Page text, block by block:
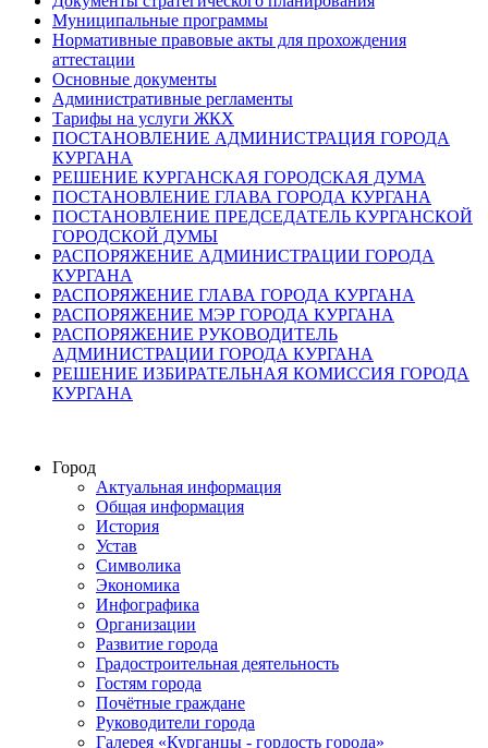
Муниципальные программы
Нормативные правовые акты для прохождения
аттестации
Основные документы
Административные регламенты
Тарифы на услуги ЖКХ
ПОСТАНОВЛЕНИЕ АДМИНИСТРАЦИЯ ГОРОДА
КУРГАНА
РЕШЕНИЕ КУРГАНСКАЯ ГОРОДСКАЯ ДУМА
ПОСТАНОВЛЕНИЕ ГЛАВА ГОРОДА КУРГАНА
ПОСТАНОВЛЕНИЕ ПРЕДСЕДАТЕЛЬ КУРГАНСКОЙ
ГОРОДСКОЙ ДУМЫ
РАСПОРЯЖЕНИЕ АДМИНИСТРАЦИИ ГОРОДА
КУРГАНА
РАСПОРЯЖЕНИЕ ГЛАВА ГОРОДА КУРГАНА
РАСПОРЯЖЕНИЕ МЭР ГОРОДА КУРГАНА
РАСПОРЯЖЕНИЕ РУКОВОДИТЕЛЬ
АДМИНИСТРАЦИИ ГОРОДА КУРГАНА
РЕШЕНИЕ ИЗБИРАТЕЛЬНАЯ КОМИССИЯ ГОРОДА
КУРГАНА
Город
Актуальная информация
Общая информация
История
Устав
Символика
Экономика
Инфографика
Организации
Развитие города
Градостроительная деятельность
Гостям города
Почётные граждане
Руководители города
Галерея «Курганцы - гордость города»